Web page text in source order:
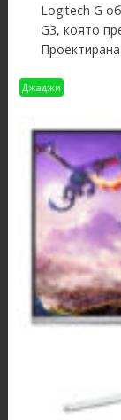
Logitech G
G3, която
Проектирана
Джаджи